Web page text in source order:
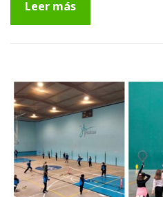
Leer más